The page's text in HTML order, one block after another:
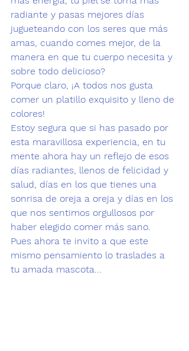
radiante y pasas mejores días
jugueteando con los seres que más
amas, cuando comes mejor, de la
manera en que tu cuerpo necesita y
sobre todo delicioso?
Porque claro, ¡A todos nos gusta
comer un platillo exquisito y lleno de
colores!
Estoy segura que si has pasado por
esta maravillosa experiencia, en tu
mente ahora hay un reflejo de esos
días radiantes, llenos de felicidad y
salud, días en los que tienes una
sonrisa de oreja a oreja y días en los
que nos sentimos orgullosos por
haber elegido comer más sano.
Pues ahora te invito a que este
mismo pensamiento lo traslades a
tu amada mascota...